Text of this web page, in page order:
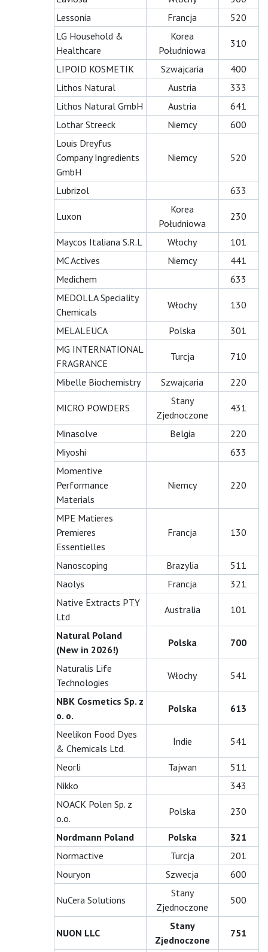
Lessonia
Francja
520
LG Household &
Healthcare
Korea
Południowa
310
LIPOID KOSMETIK Szwajcaria
400
Lithos Natural
Austria
333
Lithos Natural GmbH
Austria
641
Lothar Streeck
Niemcy
600
Louis Dreyfus
Company Ingredients
GmbH
Niemcy 520
Lubrizol 633
Luxon
Korea
Południowa
230
Maycos Italiana S.R.L Włochy
101
MC Actives
Niemcy
441
Medichem
633
MEDOLLA Speciality
Chemicals
Włochy 130
MELALEUCA Polska
301
MG INTERNATIONAL
FRAGRANCE
Turcja 710
Mibelle Biochemistry Szwajcaria 220
MICRO POWDERS
Stany
Zjednoczone
431
Minasolve Belgia
220
Miyoshi
633
Momentive
Performance
Materials
Niemcy 220
MPE Matieres
Premieres
Essentielles
Francja 130
Nanoscoping Brazylia
511
Naolys
Francja
321
Native Extracts PTY
Ltd
Australia 101
Natural Poland
(New in 2026!)
Polska 700
Naturalis Life
Technologies
Włochy 541
NBK Cosmetics Sp. z
o. o.
Polska 613
Neelikon Food Dyes
& Chemicals Ltd.
Indie 541
Neorli Tajwan
511
Nikko
343
NOACK Polen Sp. z
o.o.
Polska 230
Nordmann Poland Polska
321
Normactive
Turcja
201
Nouryon
Szwecja 600
NuCera Solutions
Stany
Zjednoczone
500
NUON LLC
Stany
Zjednoczone
751